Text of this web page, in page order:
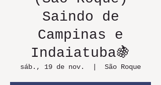
Saindo de
Campinas e
Indaiatuba🍇
sáb., 19 de nov. São Roque